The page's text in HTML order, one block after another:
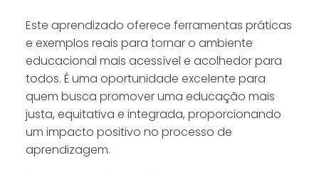
Este aprendizado oferece ferramentas práticas
e exemplos reais para tornar o ambiente
educacional mais acessível e acolhedor para
todos. É uma oportunidade excelente para
quem busca promover uma educação mais
justa, equitativa e integrada, proporcionando
um impacto positivo no processo de
aprendizagem.